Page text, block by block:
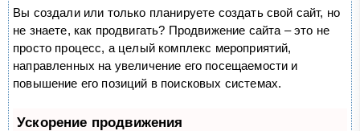
Вы создали или только планируете создать свой сайт, но
не знаете, как продвигать? Продвижение сайта – это не
просто процесс, а целый комплекс мероприятий,
направленных на увеличение его посещаемости и
повышение его позиций в поисковых системах.
Ускорение продвижения